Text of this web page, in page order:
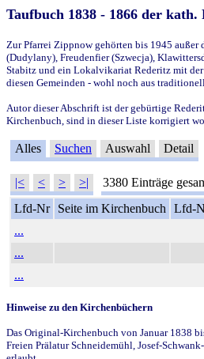
Taufbuch 1838 - 1866 der
Zur Pfarrei Zippnow gehörten bis 1945
(Dudylany), Freudenfier (Szwecja),
Stabitz und ein Lokalvikariat Rederitz mit der
diesen Gemeinden - wohl noch aus
Autor dieser Abschrift ist der gebürtige
Kirchenbuch, sind in dieser Liste korrigiert
Alles Suchen Auswahl Detail
|< < > >| 3380 Einträge
Lfd-Nr
Seite im Kirchenbuch Lfd-
...
...
...
Hinweise zu den Kirchenbüchern
Das Original-Kirchenbuch von Januar 1838
Freien Prälatur Schneidemühl, Josef-